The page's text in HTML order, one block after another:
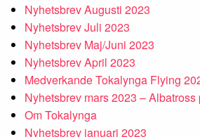
Nyhetsbrev Augusti 2023
Nyhetsbrev Juli 2023
Nyhetsbrev Maj/Juni 2023
Nyhetsbrev April 2023
Medverkande Tokalynga Flying
Nyhetsbrev mars 2023 –
Om Tokalynga
Nyhetsbrev januari 2023